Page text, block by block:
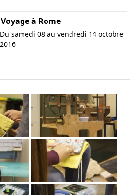
Voyage à Rome
Du samedi 08 au vendredi 14 octobre
2016